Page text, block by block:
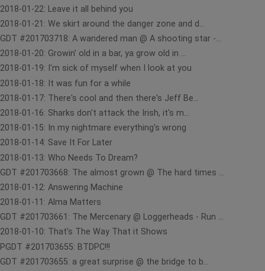
2018-01-22: Leave it all behind you
2018-01-21: We skirt around the danger zone and d...
GDT #201703718: A wandered man @ A shooting star -...
2018-01-20: Growin' old in a bar, ya grow old in ...
2018-01-19: I'm sick of myself when I look at you
2018-01-18: It was fun for a while
2018-01-17: There's cool and then there's Jeff Be...
2018-01-16: Sharks don't attack the Irish, it's m...
2018-01-15: In my nightmare everything's wrong
2018-01-14: Save It For Later
2018-01-13: Who Needs To Dream?
GDT #201703668: The almost grown @ The hard times ...
2018-01-12: Answering Machine
2018-01-11: Alma Matters
GDT #201703661: The Mercenary @ Loggerheads - Run ...
2018-01-10: That's The Way That it Shows
PGDT #201703655: BTDPC!!!
GDT #201703655: a great surprise @ the bridge to b...